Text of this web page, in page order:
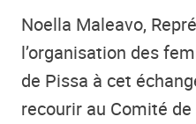
Noella Maleavo,
l’organisation des
de Pissa à cet
recourir au Comité